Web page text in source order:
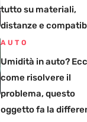
tutto su materiali,
distanze e
AUTO
Umidità in auto?
come risolvere il
problema, questo
oggetto fa la